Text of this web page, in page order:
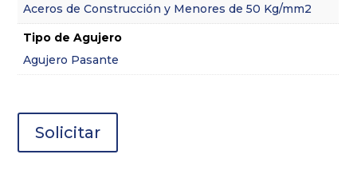
Aceros de Construcción y Menores de 50 Kg/mm2
Tipo de Agujero
Agujero Pasante
Solicitar